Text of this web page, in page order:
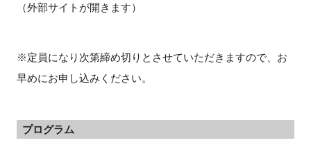
（外部サイトが開きます）
※定員になり次第締め切りとさせていただきますので、お
早めにお申し込みください。
プログラム